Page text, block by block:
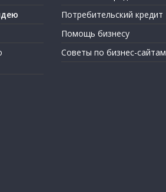
Потребительский кредит
Помощь бизнесу
Советы по бизнес-сайтам